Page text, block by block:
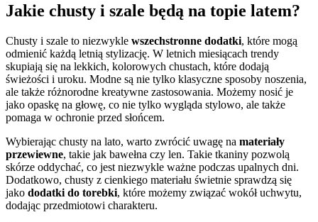
Jakie chusty i szale będą na topie latem?
Chusty i szale to niezwykle wszechstronne dodatki, które mogą
odmienić każdą letnią stylizację. W letnich miesiącach trendy
skupiają się na lekkich, kolorowych chustach, które dodają
świeżości i uroku. Modne są nie tylko klasyczne sposoby noszenia,
ale także różnorodne kreatywne zastosowania. Możemy nosić je
jako opaskę na głowę, co nie tylko wygląda stylowo, ale także
pomaga w ochronie przed słońcem.
Wybierając chusty na lato, warto zwrócić uwagę na materiały
przewiewne, takie jak bawełna czy len. Takie tkaniny pozwolą
skórze oddychać, co jest niezwykle ważne podczas upalnych dni.
Dodatkowo, chusty z cienkiego materiału świetnie sprawdzą się
jako dodatki do torebki, które możemy związać wokół uchwytu,
dodając przedmiotowi charakteru.